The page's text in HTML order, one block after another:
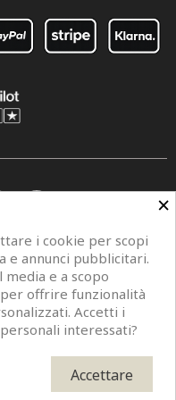
P.IVA 04962320273.
×
i cookie per scopi
e annunci pubblicitari.
e a scopo
offrire funzionalità
Accetti i
interessati?
Accettare